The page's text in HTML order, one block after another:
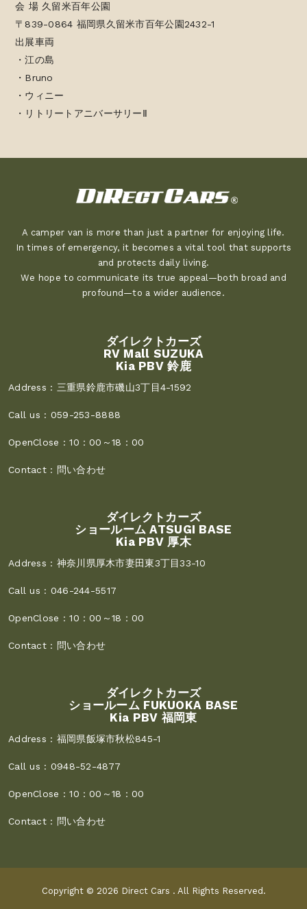
会 場 久留米百年公園
〒839-0864 福岡県久留米市百年公園2432-1
出展車両
・江の島
・Bruno
・ウィニー
・リトリートアニバーサリーⅡ
A camper van is more than just a partner for enjoying life.
In times of emergency, it becomes a vital tool that supports
and protects daily living.
We hope to communicate its true appeal—both broad and
profound—to a wider audience.
ダイレクトカーズ
RV Mall SUZUKA
Kia PBV 鈴鹿
Address : 三重県鈴鹿市磯山3丁目4-1592
Call us : 059-253-8888
OpenClose :10：00～18：00
Contact : 問い合わせ
ダイレクトカーズ
ショールーム ATSUGI BASE
Kia PBV 厚木
Address : 神奈川県厚木市妻田東3丁目33-10
Call us : 046-244-5517
OpenClose :10：00～18：00
Contact : 問い合わせ
ダイレクトカーズ
ショールーム FUKUOKA BASE
Kia PBV 福岡東
Address : 福岡県飯塚市秋松845-1
Call us : 0948-52-4877
OpenClose :10：00～18：00
Contact : 問い合わせ
Copyright © 2026 Direct Cars . All Rights Reserved.